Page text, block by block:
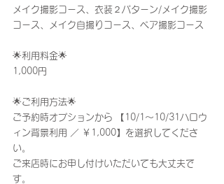
メイク撮影コース、衣装２パターン/メイク撮影
コース、メイク自撮りコース、ペア撮影コース
🌟利用料金🌟
1,000円
🌟ご利用方法🌟
ご予約時オプションから 【10/1〜10/31ハロウ
ィン背景利用 ／ ￥1,000】を選択してくださ
い。
ご来店時にお申し付けいただいても大丈夫で
す。